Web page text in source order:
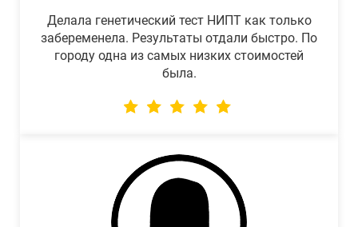
Делала генетический тест НИПТ как только
забеременела. Результаты отдали быстро. По
городу одна из самых низких стоимостей
была.